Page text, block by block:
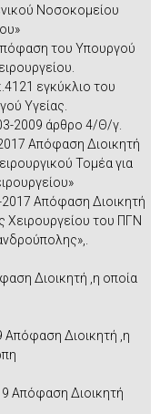
Νοσοκομείου
του Υπουργού
εγκύκλιο του
Υγείας.
2009 άρθρο 4/Θ/γ.
Απόφαση Διοικητή
Τομέα για
Απόφαση Διοικητή
Χειρουργείου του ΠΓΝ
Διοικητή ,η οποία
Απόφαση Διοικητή ,η
Απόφαση Διοικητή